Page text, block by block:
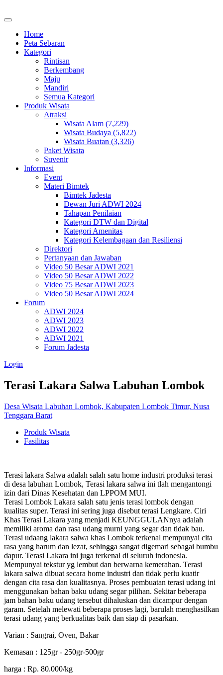
Home
Peta Sebaran
Kategori
Rintisan
Berkembang
Maju
Mandiri
Semua Kategori
Produk Wisata
Atraksi
Wisata Alam (7,229)
Wisata Budaya (5,822)
Wisata Buatan (3,326)
Paket Wisata
Suvenir
Informasi
Event
Materi Bimtek
Bimtek Jadesta
Dewan Juri ADWI 2024
Tahapan Penilaian
Kategori DTW dan Digital
Kategori Amenitas
Kategori Kelembagaan dan Resiliensi
Direktori
Pertanyaan dan Jawaban
Video 50 Besar ADWI 2021
Video 50 Besar ADWI 2022
Video 75 Besar ADWI 2023
Video 50 Besar ADWI 2024
Forum
ADWI 2024
ADWI 2023
ADWI 2022
ADWI 2021
Forum Jadesta
Login
Terasi Lakara Salwa Labuhan Lombok
Desa Wisata Labuhan Lombok, Kabupaten Lombok Timur, Nusa
Tenggara Barat
Produk Wisata
Fasilitas
Terasi lakara Salwa adalah salah satu home industri produksi terasi
di desa labuhan Lombok, Terasi lakara salwa ini tlah mengantongi
izin dari Dinas Kesehatan dan LPPOM MUI.
Terasi Lombok Lakara salah satu jenis terasi lombok dengan
kualitas super. Terasi ini sering juga disebut terasi Lengkare. Ciri
Khas Terasi Lakara yang menjadi KEUNGGULANnya adalah
memiliki aroma dan rasa udang murni yang segar dan tidak bau.
Terasi udaang lakara salwa khas Lombok terkenal mempunyai cita
rasa yang harum dan lezat, sehingga sangat digemari sebagai bumbu
dapur. Terasi Lakara ini juga terkenal di seluruh indonesia.
Mempunyai tekstur yg lembut dan berwarna kemerahan. Terasi
lakara salwa dibuat secara home industri dan tidak perlu kuatir
dengan cita rasa dan kualitasnya. Proses pembuatan terasi udang ini
menggunakan bahan baku udang segar pilihan. Sekitar beberapa
jam bahan baku udang tersebut dihaluskan dan dicampur dengan
garam. Setelah melewati beberapa proses lagi, barulah menghasilkan
terasi udang yang berkualitas baik dan siap di pasarkan.
Varian : Sangrai, Oven, Bakar
Kemasan : 125gr - 250gr-500gr
harga : Rp. 80.000/kg